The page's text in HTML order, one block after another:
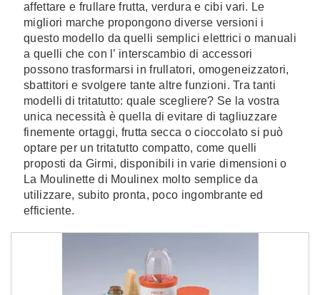
affettare e frullare frutta, verdura e cibi vari. Le
migliori marche propongono diverse versioni i
questo modello da quelli semplici elettrici o manuali
a quelli che con l’ interscambio di accessori
possono trasformarsi in frullatori, omogeneizzatori,
sbattitori e svolgere tante altre funzioni. Tra tanti
modelli di tritatutto: quale scegliere? Se la vostra
unica necessità è quella di evitare di tagliuzzare
finemente ortaggi, frutta secca o cioccolato si può
optare per un tritatutto compatto, come quelli
proposti da Girmi, disponibili in varie dimensioni o
La Moulinette di Moulinex molto semplice da
utilizzare, subito pronta, poco ingombrante ed
efficiente.